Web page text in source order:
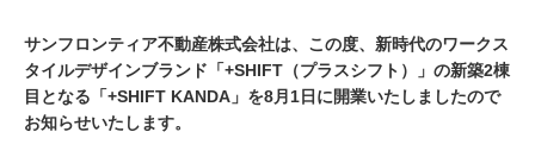
サンフロンティア不動産株式会社は、この度、新時代のワークス
タイルデザインブランド「+SHIFT（プラスシフト）」の新築2棟
目となる「+SHIFT KANDA」を8月1日に開業いたしましたので
お知らせいたします。